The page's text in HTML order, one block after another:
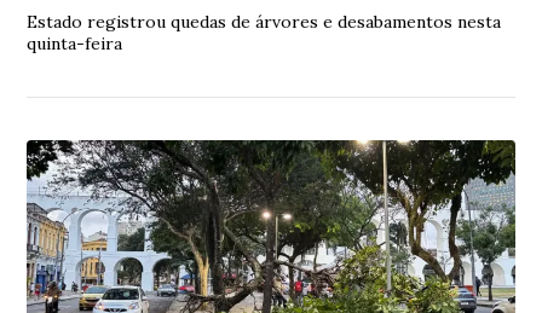
Estado registrou quedas de árvores e desabamentos nesta
quinta-feira